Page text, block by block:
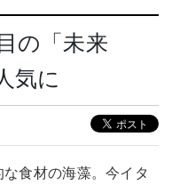
の「未来
気に
食材の海藻。今イタ